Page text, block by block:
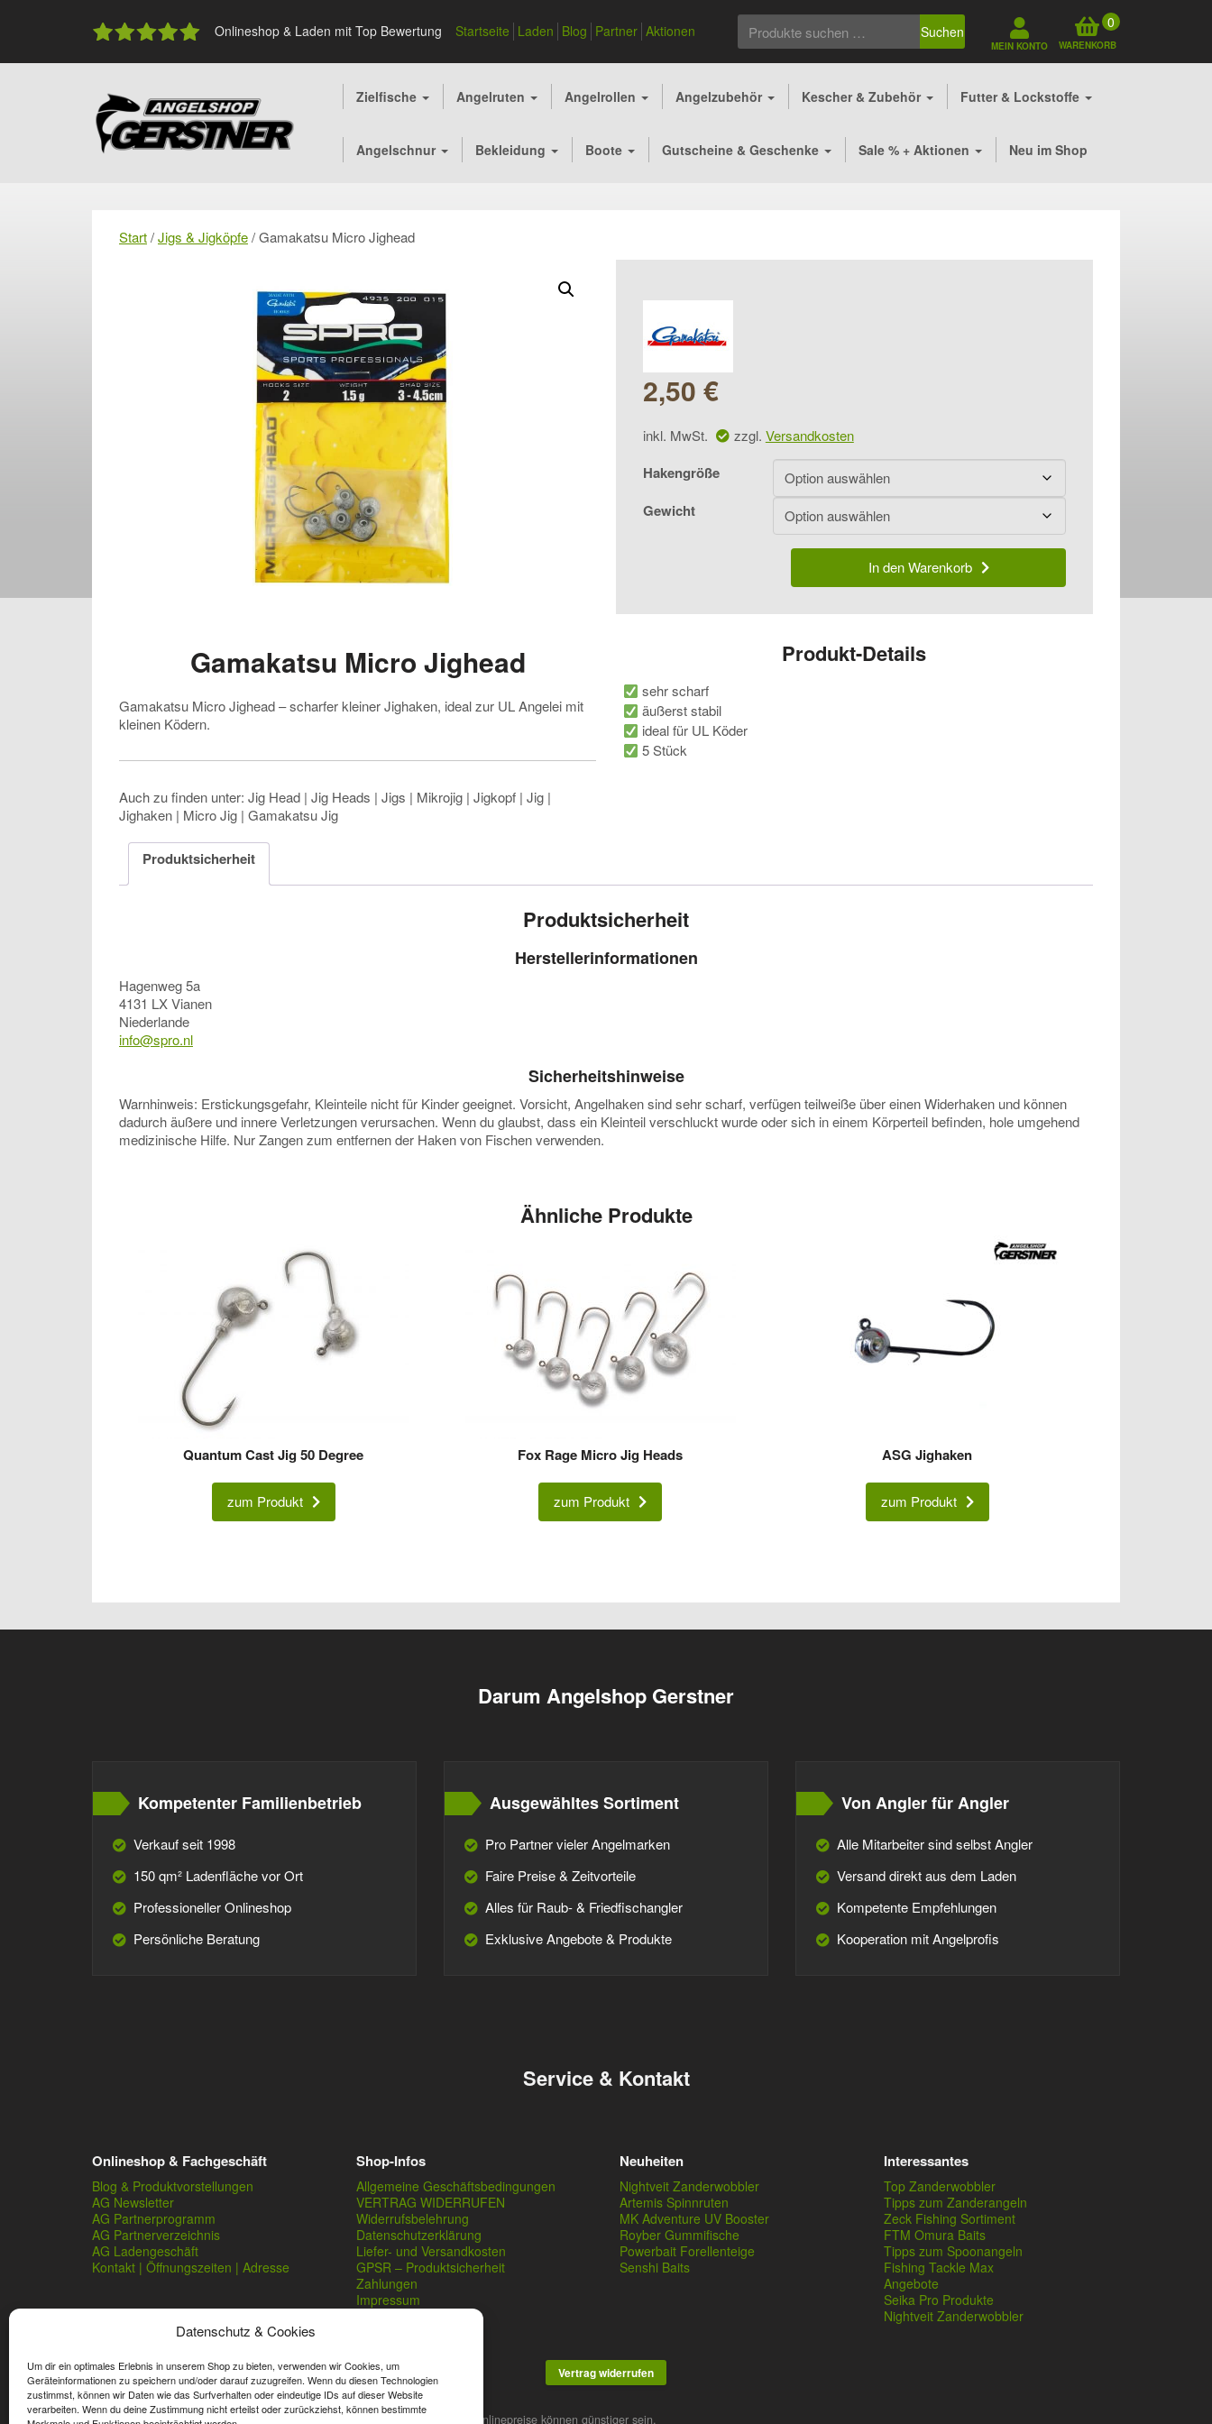
Datenschutz & Cookies
Um dir ein optimales Erlebnis in unserem Shop zu bieten, verwenden wir Cookies, um
Geräteinformationen zu speichern und/oder darauf zuzugreifen. Wenn du diesen Technologien
zustimmst, können wir Daten wie das Surfverhalten oder eindeutige IDs auf dieser Website
verarbeiten. Wenn du deine Zustimmung nicht erteilst oder zurückziehst, können bestimmte
Onlineshop & Laden mit Top Bewertung Startseite Laden Blog Partner Aktionen
nach:
Suchen
MEIN KONTO
0
WARENKORB
Zielfische Angelruten Angelrollen Angelzubehör Kescher & Zubehör Futter & Lockstoffe
Angelschnur Bekleidung Boote Gutscheine & Geschenke Sale % + Aktionen Neu im Shop
Start/Jigs & Jigköpfe/ Gamakatsu Micro Jighead
Gamakatsu Micro Jighead
Gamakatsu Micro Jighead – scharfer kleiner Jighaken, ideal zur UL Angelei mit
kleinen Ködern.
Auch zu finden unter: Jig Head | Jig Heads | Jigs | Mikrojig | Jigkopf | Jig |
Jighaken | Micro Jig | Gamakatsu Jig
2,50 €
inkl. MwSt. zzgl. Versandkosten
Hakengröße
Gewicht
Menge
In den Warenkorb
Produkt-Details
sehr scharf
äußerst stabil
ideal für UL Köder
5 Stück
Produktsicherheit
Produktsicherheit
Herstellerinformationen
Hagenweg 5a
4131 LX Vianen
Niederlande
info@spro.nl
Sicherheitshinweise
Warnhinweis: Erstickungsgefahr, Kleinteile nicht für Kinder geeignet. Vorsicht, Angelhaken sind sehr scharf, verfügen teilweiße über einen Widerhaken und können
dadurch äußere und innere Verletzungen verursachen. Wenn du glaubst, dass ein Kleinteil verschluckt wurde oder sich in einem Körperteil befinden, hole umgehend
medizinische Hilfe. Nur Zangen zum entfernen der Haken von Fischen verwenden.
Ähnliche Produkte
Quantum Cast Jig 50 Degree
zum Produkt
Fox Rage Micro Jig Heads
zum Produkt
ASG Jighaken
zum Produkt
Darum Angelshop Gerstner
Kompetenter Familienbetrieb
Verkauf seit 1998
150 qm² Ladenfläche vor Ort
Professioneller Onlineshop
Persönliche Beratung
Ausgewähltes Sortiment
Pro Partner vieler Angelmarken
Faire Preise & Zeitvorteile
Alles für Raub- & Friedfischangler
Exklusive Angebote & Produkte
Von Angler für Angler
Alle Mitarbeiter sind selbst Angler
Versand direkt aus dem Laden
Kompetente Empfehlungen
Kooperation mit Angelprofis
Service & Kontakt
Onlineshop & Fachgeschäft
Blog & Produktvorstellungen
AG Newsletter
AG Partnerprogramm
AG Partnerverzeichnis
AG Ladengeschäft
Kontakt | Öffnungszeiten | Adresse
Shop-Infos
Allgemeine Geschäftsbedingungen
VERTRAG WIDERRUFEN
Widerrufsbelehrung
Datenschutzerklärung
Liefer- und Versandkosten
GPSR – Produktsicherheit
Zahlungen
Impressum
Neuheiten
Nightveit Zanderwobbler
Artemis Spinnruten
MK Adventure UV Booster
Royber Gummifische
Powerbait Forellenteige
Senshi Baits
Interessantes
Top Zanderwobbler
Tipps zum Zanderangeln
Zeck Fishing Sortiment
FTM Omura Baits
Tipps zum Spoonangeln
Fishing Tackle Max
Angebote
Seika Pro Produkte
Nightveit Zanderwobbler
Vertrag widerrufen
* Streichpreise sind reguläre Ladenpreise von Angelshop Gerstner. Unsere Onlinepreise können günstiger sein.